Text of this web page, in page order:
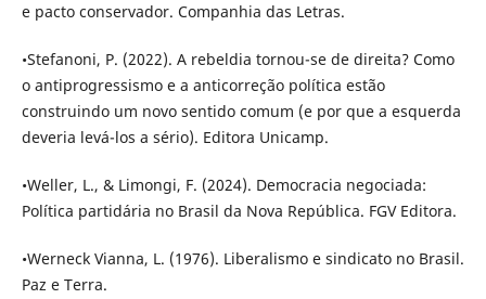
e pacto conservador. Companhia das Letras.
•Stefanoni, P. (2022). A rebeldia tornou-se de direita? Como
o antiprogressismo e a anticorreção política estão
construindo um novo sentido comum (e por que a esquerda
deveria levá-los a sério). Editora Unicamp.
•Weller, L., & Limongi, F. (2024). Democracia negociada:
Política partidária no Brasil da Nova República. FGV Editora.
•Werneck Vianna, L. (1976). Liberalismo e sindicato no Brasil.
Paz e Terra.